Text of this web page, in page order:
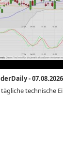
- 07.08.2026
tägliche technische